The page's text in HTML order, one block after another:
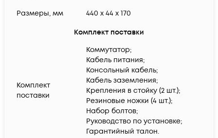
Размеры, мм 440 x 44 x 170
Комплект поставки
Комплект
поставки
Коммутатор;
Кабель питания;
Консольный кабель;
Кабель заземления;
Крепления в стойку (2 шт.);
Резиновые ножки (4 шт.);
Набор болтов;
Руководство по установке;
Гарантийный талон.